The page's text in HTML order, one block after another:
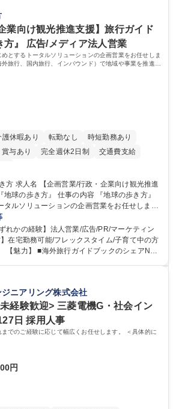
多様なキャリアパスを描くことも可能です。
迎◎/リモート可/世界で唯一の事業/福利厚生◎/
味関心がある 【魅力】■自己啓発支援：資格
（年間25万円まで）を補助 ■住宅手当：家
：大学院 大学 語学
業向け観光推進支援】旅行ガイド
方』 広告/メディア法人営業
めとするトータルソリューションの企画営業をお任せしま
旅行、国内旅行、インバウンド）で地域や事業を推進し
護休暇あり 転勤なし
時短勤務あり
賞与あり 完全週休2日制
交通費支給
観光推進
の内容 『地球の歩き方』
タルソリューションの企画営業をお任せしま
海外旅行、国内旅行、インバウンド）で地域
す。 【業務詳細】■『地球の歩
ックのNo.1ブランドであり、国内旅行において
進支援においても、業界を牽引する意欲的な
ランドに成長しております■旅が業務であ
環境です 募集職種 【企画営業/行
】旅行ガイドブック『地球の歩き方』
れかの経験】法人営業/広告/PR/マーケティン
在宅勤務可能/フレックスタイム/子育て中の方
してどう取り組むか、共に形を作るコアメン
語学力： 資
ニアリング株式会社
経験歓迎> 三菱電機G・社会イン
日 採用人事
でのご経験に応じて幅広くお任せします。 ＜具体的に
円